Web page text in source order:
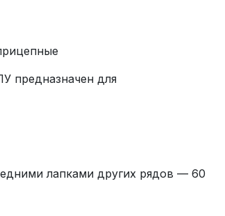
предназначен для
лапками других рядов — 60